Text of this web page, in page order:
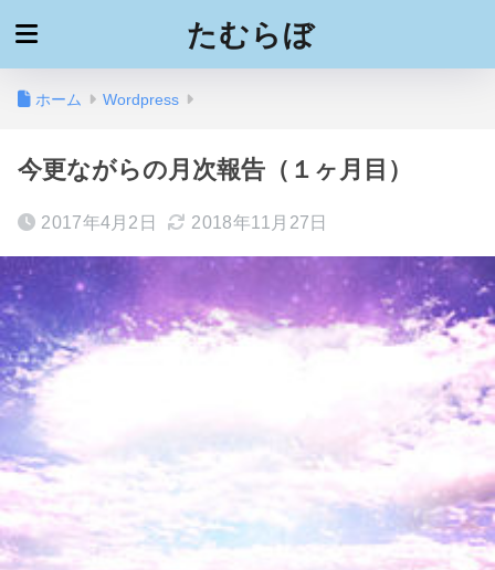
たむらぼ
ホーム Wordpress
今更ながらの月次報告（１ヶ月目）
2017年4月2日 2018年11月27日